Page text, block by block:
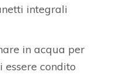
integrali
in acqua per
condito